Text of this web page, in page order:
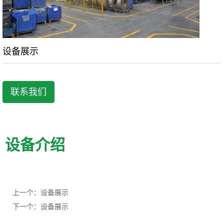
设备展示
联系我们
设备介绍
上一个：设备展示
下一个：设备展示